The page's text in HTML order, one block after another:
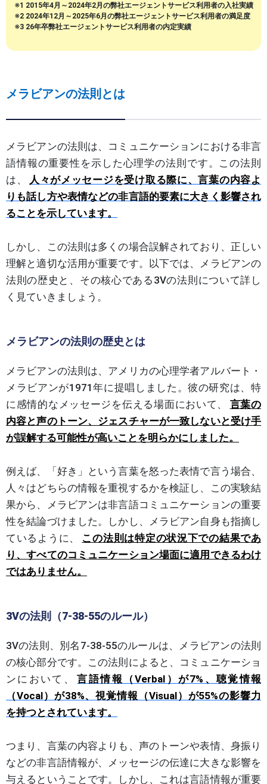
※1 2015年4月～2024年2月の弊社エージェントサービス利用者の入社実績
※2 2024年12月～2025年6月の弊社エージェントサービス利用者の満足度
※3 26年卒弊社エージェントサービス利用者の内定実績
メラビアンの法則とは
メラビアンの法則は、コミュニケーションにおける非言
語情報の重要性を示した心理学の法則です。この法則
は、
人々がメッセージを受け取る際に、言葉の内容よ
りも話し方や表情などの非言語的要素に大きく影響され
ることを示しています。
しかし、この法則は多くの場合誤解されており、正しい
理解と適切な活用が重要です。以下では、メラビアンの
法則の歴史と、その核心である3Vの法則について詳し
く見ていきましょう。
メラビアンの法則の歴史とは
メラビアンの法則は、アメリカの心理学者アルバート・
メラビアンが1971年に提唱しました。彼の研究は、特
に感情的なメッセージを伝える場面において、
言葉の
内容と声のトーン、ジェスチャーが一致しないと受け手
が誤解する可能性が高いことを明らかにしました。
例えば、「好き」という言葉を怒った表情で言う場合、
人々はどちらの情報を重視するかを検証し、この実験結
果から、メラビアンは非言語コミュニケーションの重要
性を結論づけました。しかし、メラビアン自身も指摘し
ているように、
この法則は特定の状況下での結果であ
り、すべてのコミュニケーション場面に適用できるわけ
ではありません。
3Vの法則（7-38-55のルール）
3Vの法則、別名7-38-55のルールは、メラビアンの法則
の核心部分です。この法則によると、コミュニケーショ
ンにおいて、
言語情報（Verbal）が7%、聴覚情報
（Vocal）が38%、視覚情報（Visual）が55%の影響力
を持つとされています。
つまり、言葉の内容よりも、声のトーンや表情、身振り
などの非言語情報が、メッセージの伝達に大きな影響を
与えるということです。しかし、これは言語情報が重要